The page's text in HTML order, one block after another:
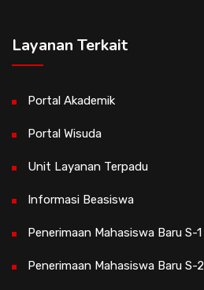
Layanan Terkait
Portal Akademik
Portal Wisuda
Unit Layanan Terpadu
Informasi Beasiswa
Penerimaan Mahasiswa Baru S-1
Penerimaan Mahasiswa Baru S-2